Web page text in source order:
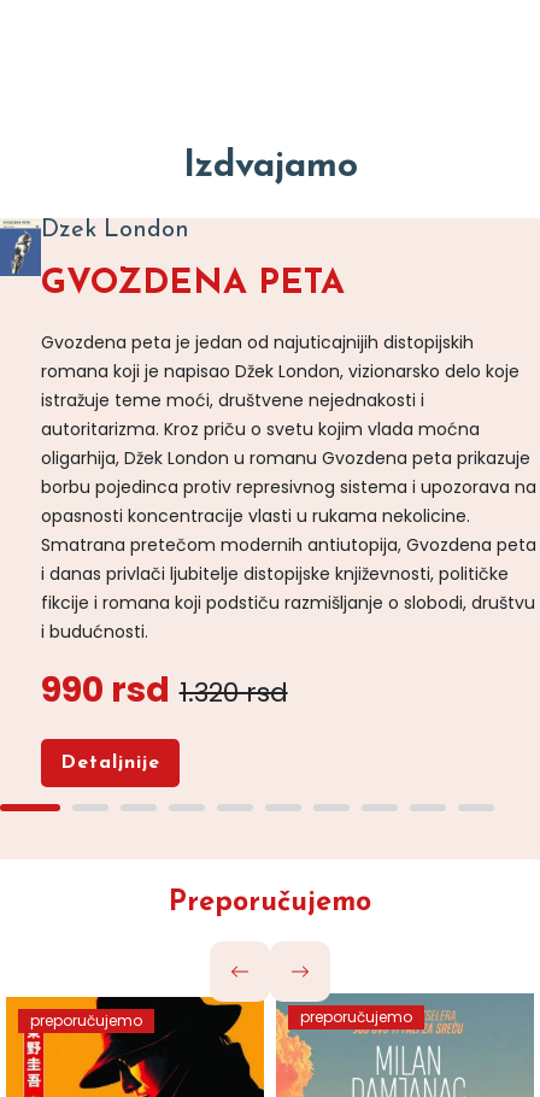
Izdvajamo
Dzek London
GVOZDENA PETA
Gvozdena peta je jedan od najuticajnijih distopijskih
romana koji je napisao Džek London, vizionarsko delo koje
istražuje teme moći, društvene nejednakosti i
autoritarizma. Kroz priču o svetu kojim vlada moćna
oligarhija, Džek London u romanu Gvozdena peta prikazuje
borbu pojedinca protiv represivnog sistema i upozorava na
opasnosti koncentracije vlasti u rukama nekolicine.
Smatrana pretečom modernih antiutopija, Gvozdena peta
i danas privlači ljubitelje distopijske književnosti, političke
fikcije i romana koji podstiču razmišljanje o slobodi, društvu
i budućnosti.
990 rsd 1.320 rsd
Detaljnije
Preporučujemo
preporučujemo preporučujemo